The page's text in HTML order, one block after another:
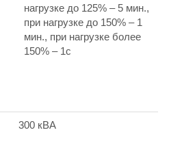
нагрузке до 125% – 5 мин.,
при нагрузке до 150% – 1
мин., при нагрузке более
150% – 1с
300 кВА